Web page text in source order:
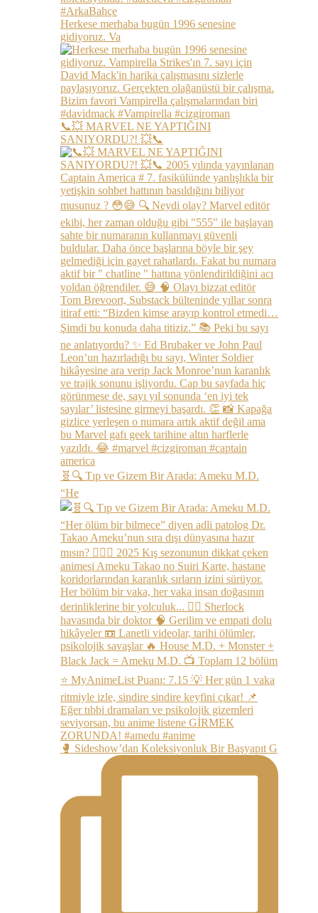
Herkese merhaba bugün 1996 senesine
gidiyoruz. Va
📞💥 MARVEL NE YAPTIĞINI
SANIYORDU?! 💥📞
🧬🔍 Tıp ve Gizem Bir Arada: Ameku M.D.
“He
🥊 Sideshow’dan Koleksiyonluk Bir Başyapıt G